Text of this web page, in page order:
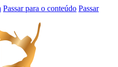
Passar para o conteúdo Passar